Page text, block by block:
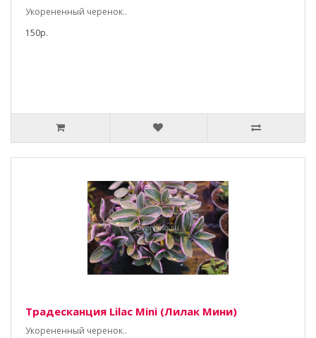
Укорененный черенок..
150р.
Традесканция Lilac Mini (Лилак Мини)
Укорененный черенок..